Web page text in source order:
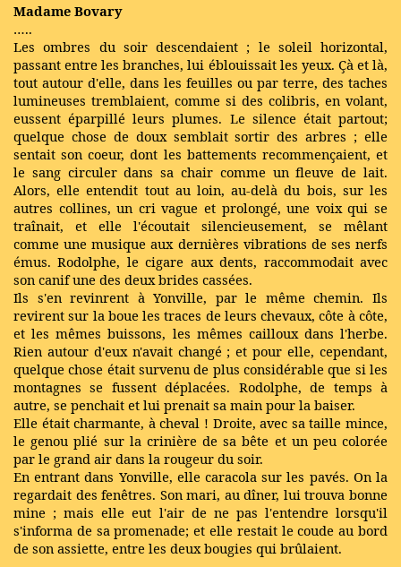
Madame Bovary
…..
Les ombres du soir descendaient ; le soleil horizontal,
passant entre les branches, lui éblouissait les yeux. Çà et là,
tout autour d'elle, dans les feuilles ou par terre, des taches
lumineuses tremblaient, comme si des colibris, en volant,
eussent éparpillé leurs plumes. Le silence était partout;
quelque chose de doux semblait sortir des arbres ; elle
sentait son coeur, dont les battements recommençaient, et
le sang circuler dans sa chair comme un fleuve de lait.
Alors, elle entendit tout au loin, au-delà du bois, sur les
autres collines, un cri vague et prolongé, une voix qui se
traînait, et elle l'écoutait silencieusement, se mêlant
comme une musique aux dernières vibrations de ses nerfs
émus. Rodolphe, le cigare aux dents, raccommodait avec
son canif une des deux brides cassées.
Ils s'en revinrent à Yonville, par le même chemin. Ils
revirent sur la boue les traces de leurs chevaux, côte à côte,
et les mêmes buissons, les mêmes cailloux dans l'herbe.
Rien autour d'eux n'avait changé ; et pour elle, cependant,
quelque chose était survenu de plus considérable que si les
montagnes se fussent déplacées. Rodolphe, de temps à
autre, se penchait et lui prenait sa main pour la baiser.
Elle était charmante, à cheval ! Droite, avec sa taille mince,
le genou plié sur la crinière de sa bête et un peu colorée
par le grand air dans la rougeur du soir.
En entrant dans Yonville, elle caracola sur les pavés. On la
regardait des fenêtres. Son mari, au dîner, lui trouva bonne
mine ; mais elle eut l'air de ne pas l'entendre lorsqu'il
s'informa de sa promenade; et elle restait le coude au bord
de son assiette, entre les deux bougies qui brûlaient.